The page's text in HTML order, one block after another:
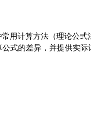
用计算方法（理论公
公式的差异，并提供实